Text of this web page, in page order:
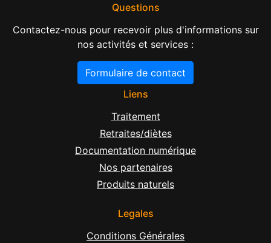
Questions
Contactez-nous pour recevoir plus d'informations sur
nos activités et services :
Formulaire de contact
Liens
Traitement
Retraites/diètes
Documentation numérique
Nos partenaires
Produits naturels
Legales
Conditions Générales